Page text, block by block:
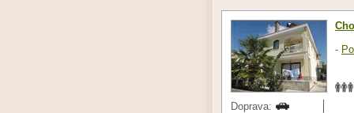
-
Doprava: